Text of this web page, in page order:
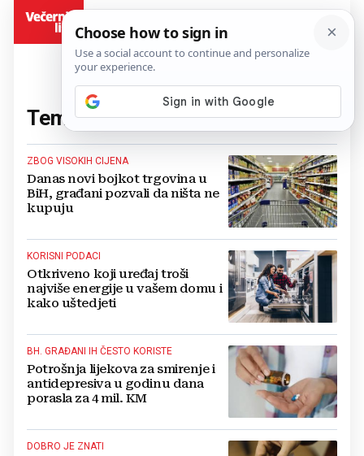
Tema:potrošnja(135 članaka)
ZBOG VISOKIH CIJENA
Danas novi bojkot trgovina u
BiH, građani pozvali da ništa ne
kupuju
KORISNI PODACI
Otkriveno koji uređaj troši
najviše energije u vašem domu i
kako uštedjeti
BH. GRAĐANI IH ČESTO KORISTE
Potrošnja lijekova za smirenje i
antidepresiva u godinu dana
porasla za 4 mil. KM
DOBRO JE ZNATI